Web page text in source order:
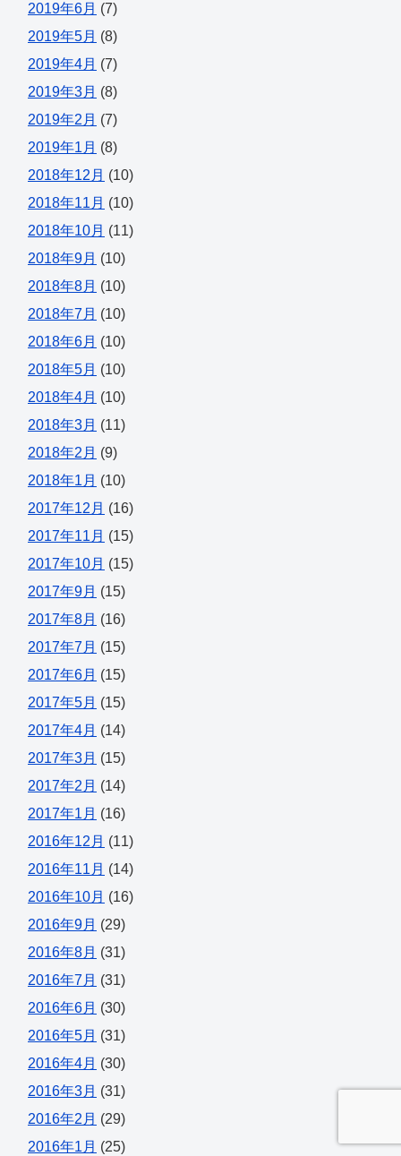
2019年6月 (7)
2019年5月 (8)
2019年4月 (7)
2019年3月 (8)
2019年2月 (7)
2019年1月 (8)
2018年12月 (10)
2018年11月 (10)
2018年10月 (11)
2018年9月 (10)
2018年8月 (10)
2018年7月 (10)
2018年6月 (10)
2018年5月 (10)
2018年4月 (10)
2018年3月 (11)
2018年2月 (9)
2018年1月 (10)
2017年12月 (16)
2017年11月 (15)
2017年10月 (15)
2017年9月 (15)
2017年8月 (16)
2017年7月 (15)
2017年6月 (15)
2017年5月 (15)
2017年4月 (14)
2017年3月 (15)
2017年2月 (14)
2017年1月 (16)
2016年12月 (11)
2016年11月 (14)
2016年10月 (16)
2016年9月 (29)
2016年8月 (31)
2016年7月 (31)
2016年6月 (30)
2016年5月 (31)
2016年4月 (30)
2016年3月 (31)
2016年2月 (29)
2016年1月 (25)